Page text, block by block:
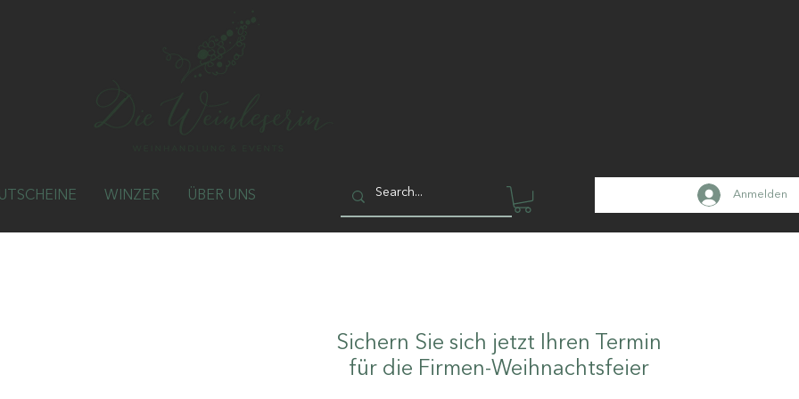
WINZER ÜBER UNS Anmelden
Sichern Sie sich jetzt Ihren Termin
für die Firmen-Weihnachtsfeier